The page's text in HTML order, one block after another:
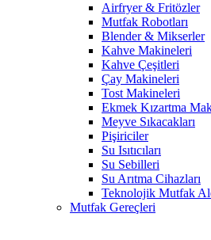
Airfryer & Fritözler
Mutfak Robotları
Blender & Mikserler
Kahve Makineleri
Kahve Çeşitleri
Çay Makineleri
Tost Makineleri
Ekmek Kızartma
Meyve Sıkacakları
Pişiriciler
Su Isıtıcıları
Su Sebilleri
Su Arıtma Cihazları
Teknolojik Mutfak
Mutfak Gereçleri